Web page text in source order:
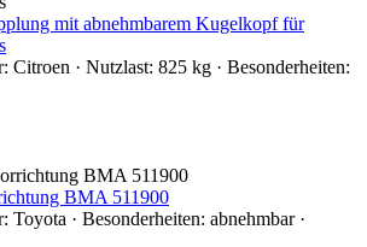
mit abnehmbarem Kugelkopf für
Citroen · Nutzlast: 825 kg · Besonderheiten:
BMA 511900
· Besonderheiten: abnehmbar ·